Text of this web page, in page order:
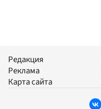
Редакция
Реклама
Карта сайта